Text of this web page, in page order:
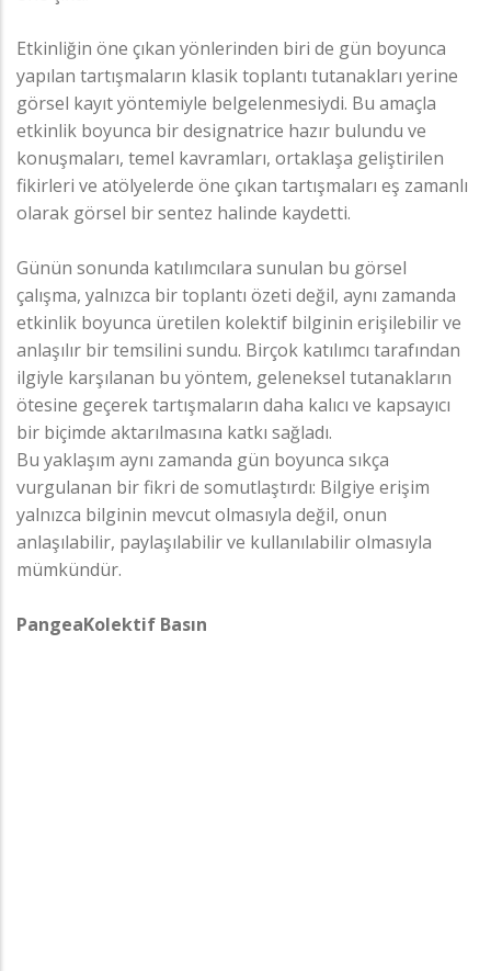
Etkinliğin öne çıkan yönlerinden biri de gün boyunca
yapılan tartışmaların klasik toplantı tutanakları yerine
görsel kayıt yöntemiyle belgelenmesiydi. Bu amaçla
etkinlik boyunca bir designatrice hazır bulundu ve
konuşmaları, temel kavramları, ortaklaşa geliştirilen
fikirleri ve atölyelerde öne çıkan tartışmaları eş zamanlı
olarak görsel bir sentez halinde kaydetti.
Günün sonunda katılımcılara sunulan bu görsel
çalışma, yalnızca bir toplantı özeti değil, aynı zamanda
etkinlik boyunca üretilen kolektif bilginin erişilebilir ve
anlaşılır bir temsilini sundu. Birçok katılımcı tarafından
ilgiyle karşılanan bu yöntem, geleneksel tutanakların
ötesine geçerek tartışmaların daha kalıcı ve kapsayıcı
bir biçimde aktarılmasına katkı sağladı.
Bu yaklaşım aynı zamanda gün boyunca sıkça
vurgulanan bir fikri de somutlaştırdı: Bilgiye erişim
yalnızca bilginin mevcut olmasıyla değil, onun
anlaşılabilir, paylaşılabilir ve kullanılabilir olmasıyla
mümkündür.
PangeaKolektif Basın